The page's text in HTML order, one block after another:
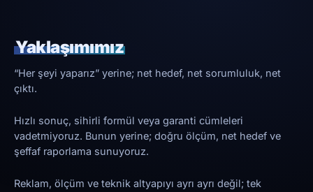
Yaklaşımımız
“Her şeyi yaparız” yerine; net hedef, net sorumluluk, net
çıktı.
Hızlı sonuç, sihirli formül veya garanti cümleleri
vadetmiyoruz. Bunun yerine; doğru ölçüm, net hedef ve
şeffaf raporlama sunuyoruz.
Reklam, ölçüm ve teknik altyapıyı ayrı ayrı değil; tek